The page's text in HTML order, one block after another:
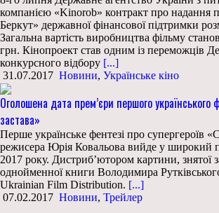
компанією «Kinorob» контракт про надання
Беркут» державної фінансової підтримки
Загальна вартість виробництва фільму
грн. Кінопроект став одним із переможців
конкурсного відбору [...]
31.07.2017 Новини, Українське кіно
Оголошена дата прем’єри першого українського
застава»
Перше українське фентезі про супергероїв
режисера Юрія Ковальова вийде у широкий
2017 року. Дистриб’ютором картини, знятої
однойменної книги Володимира
Ukrainian Film Distribution. [...]
07.02.2017 Новини, Трейлер